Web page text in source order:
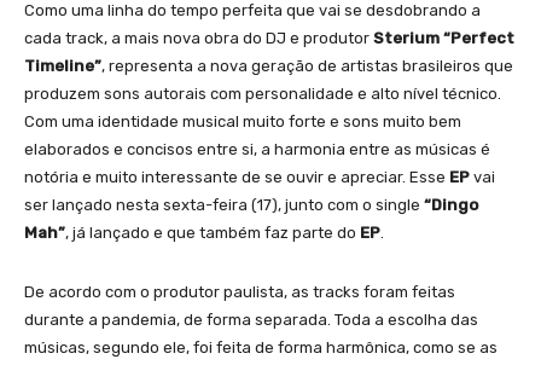
Como uma linha do tempo perfeita que vai se desdobrando a
cada track, a mais nova obra do DJ e produtor Sterium “Perfect
Timeline”, representa a nova geração de artistas brasileiros que
produzem sons autorais com personalidade e alto nível técnico.
Com uma identidade musical muito forte e sons muito bem
elaborados e concisos entre si, a harmonia entre as músicas é
notória e muito interessante de se ouvir e apreciar. Esse EP vai
ser lançado nesta sexta-feira (17), junto com o single “Dingo
Mah”, já lançado e que também faz parte do EP.
De acordo com o produtor paulista, as tracks foram feitas
durante a pandemia, de forma separada. Toda a escolha das
músicas, segundo ele, foi feita de forma harmônica, como se as